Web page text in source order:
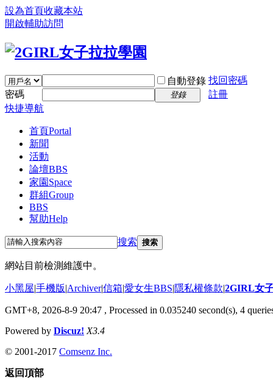
設為首頁收藏本站
開啟輔助訪問
自動登錄 找回密碼
密碼
登錄
註冊
快捷導航
首頁Portal
新聞
活動
論壇BBS
家園 Space
群組Group
BBS
幫助Help
搜索 搜索
網站目前檢測維護中。
小黑屋|手機版|Archiver|信箱|愛女生BBS|隱私權條款|2GIRL女
GMT+8, 2026-8-9 20:47 , Processed in 0.035240 second(s), 4
Powered by Discuz! X3.4
© 2001-2017 Comsenz Inc.
返回頂部